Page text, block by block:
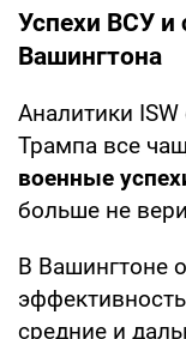
Успехи ВСУ и
Вашингтона
Аналитики
Трампа все
военные
больше не
В Вашингтоне
средние и